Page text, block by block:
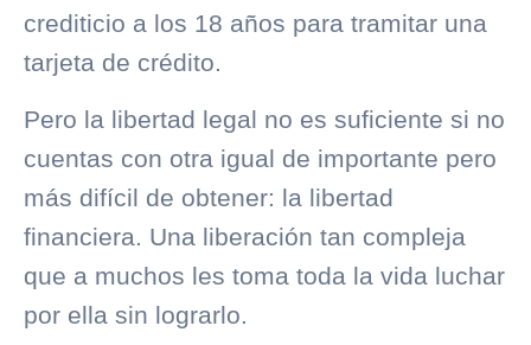
crediticio a los 18 años para tramitar una
tarjeta de crédito.
Pero la libertad legal no es suficiente si no
cuentas con otra igual de importante pero
más difícil de obtener: la libertad
financiera. Una liberación tan compleja
que a muchos les toma toda la vida luchar
por ella sin lograrlo.